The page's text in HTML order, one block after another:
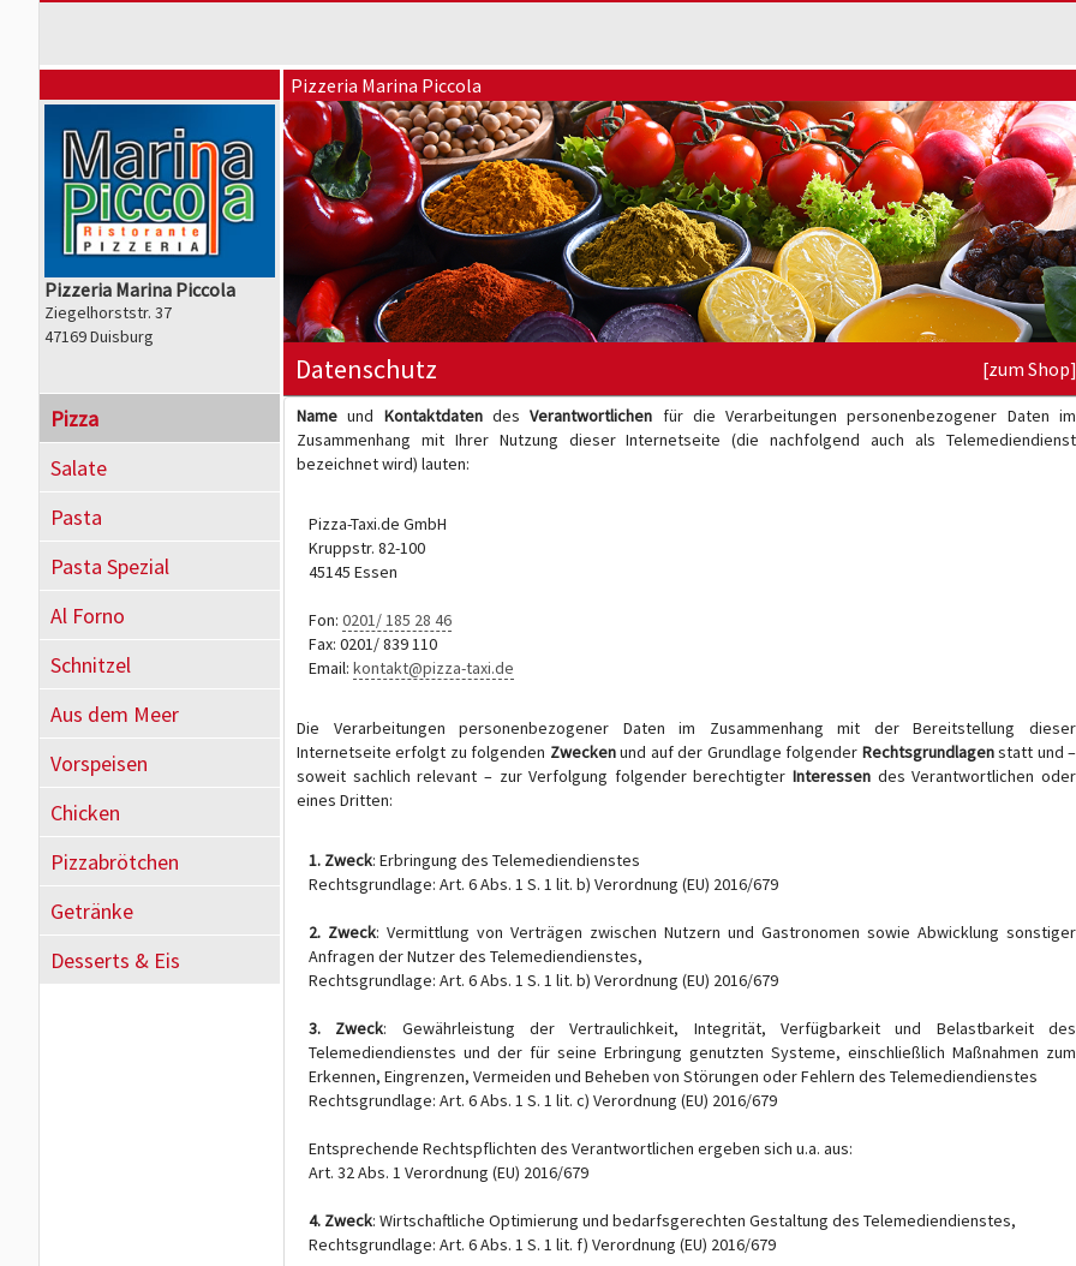
Pizzeria Marina Piccola
Ziegelhorststr. 37
47169 Duisburg
Pizza
Salate
Pasta
Pasta Spezial
Al Forno
Schnitzel
Aus dem Meer
Vorspeisen
Chicken
Pizzabrötchen
Getränke
Desserts & Eis
Pizzeria Marina Piccola
Datenschutz [zum Shop]
Name und KontaktdatendesVerantwortlichen für die Verarbeitungen personenbezogener Daten im
Zusammenhang mit Ihrer Nutzung dieser Internetseite (die nachfolgend auch als Telemediendienst
bezeichnet wird) lauten:
Pizza-Taxi.de GmbH
Kruppstr. 82-100
45145 Essen
Fon: 0201/ 185 28 46
Fax: 0201/ 839 110
Email: kontakt@pizza-taxi.de
Die Verarbeitungen personenbezogener Daten im Zusammenhang mit der Bereitstellung dieser
Internetseite erfolgt zu folgenden Zweckenund auf der Grundlage folgender Rechtsgrundlagenstatt und –
soweit sachlich relevant – zur Verfolgung folgender berechtigterInteressen des Verantwortlichen oder
eines Dritten:
1. Zweck: Erbringung des Telemediendienstes
Rechtsgrundlage: Art. 6 Abs. 1 S. 1 lit. b) Verordnung (EU) 2016/679
2. Zweck: Vermittlung von Verträgen zwischen Nutzern und Gastronomen sowie Abwicklung sonstiger
Anfragen der Nutzer des Telemediendienstes,
Rechtsgrundlage: Art. 6 Abs. 1 S. 1 lit. b) Verordnung (EU) 2016/679
3. Zweck: Gewährleistung der Vertraulichkeit, Integrität, Verfügbarkeit und Belastbarkeit des
Telemediendienstes und der für seine Erbringung genutzten Systeme, einschließlich Maßnahmen zum
Erkennen, Eingrenzen, Vermeiden und Beheben von Störungen oder Fehlern des Telemediendienstes
Rechtsgrundlage: Art. 6 Abs. 1 S. 1 lit. c) Verordnung (EU) 2016/679
Entsprechende Rechtspflichten des Verantwortlichen ergeben sich u.a. aus:
Art. 32 Abs. 1 Verordnung (EU) 2016/679
4. Zweck: Wirtschaftliche Optimierung und bedarfsgerechten Gestaltung des Telemediendienstes,
Rechtsgrundlage: Art. 6 Abs. 1 S. 1 lit. f) Verordnung (EU) 2016/679